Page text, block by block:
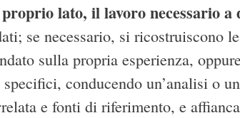
lato, il lavoro necessario
se necessario, si ricostruiscono
sulla propria esperienza,
conducendo un’analisi o
e fonti di riferimento, e